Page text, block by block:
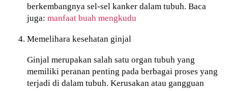
berkembangnya sel-sel kanker dalam tubuh. Baca
juga:manfaat buah mengkudu
Memelihara kesehatan ginjal
Ginjal merupakan salah satu organ tubuh yang
memiliki peranan penting pada berbagai proses yang
terjadi di dalam tubuh. Kerusakan atau gangguan